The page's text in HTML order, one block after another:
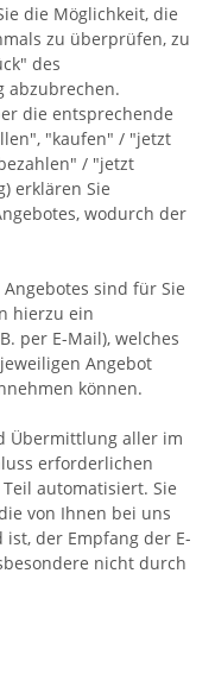
die Möglichkeit, die
zu überprüfen, zu
des
abzubrechen.
die entsprechende
"kaufen" / "jetzt
/ "jetzt
erklären Sie
wodurch der
sind für Sie
hierzu ein
per E-Mail), welches
Angebot
können.
Übermittlung aller im
erforderlichen
automatisiert. Sie
von Ihnen bei uns
der Empfang der E-
nicht durch